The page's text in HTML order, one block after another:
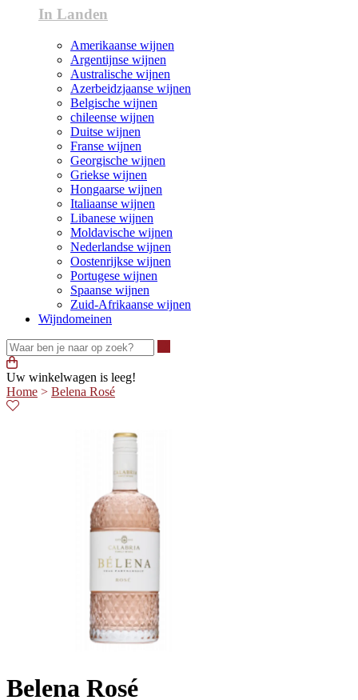
In Landen
Amerikaanse wijnen
Argentijnse wijnen
Australische wijnen
Azerbeidzjaanse wijnen
Belgische wijnen
chileense wijnen
Duitse wijnen
Franse wijnen
Georgische wijnen
Griekse wijnen
Hongaarse wijnen
Italiaanse wijnen
Libanese wijnen
Moldavische wijnen
Nederlandse wijnen
Oostenrijkse wijnen
Portugese wijnen
Spaanse wijnen
Zuid-Afrikaanse wijnen
Wijndomeinen
Uw winkelwagen is leeg!
Home > Belena Rosé
Belena Rosé